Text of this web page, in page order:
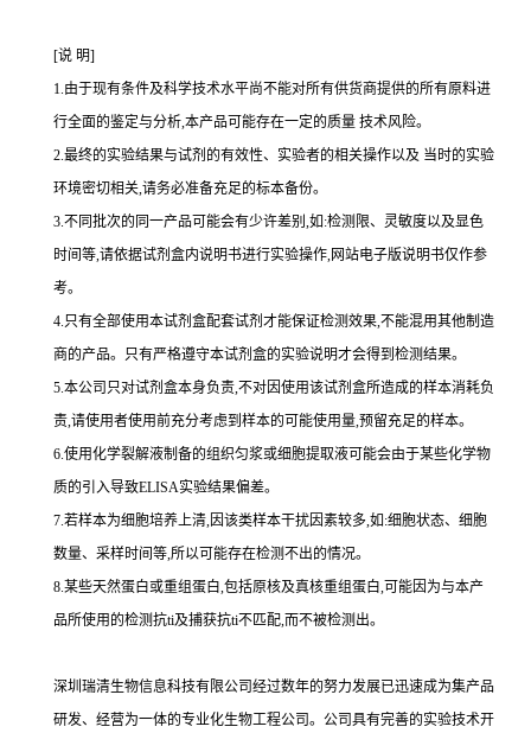
[说 明]
1.由于现有条件及科学技术水平尚不能对所有供货商提供的所有原料进
行全面的鉴定与分析,本产品可能存在一定的质量 技术风险。
2.最终的实验结果与试剂的有效性、实验者的相关操作以及 当时的实验
环境密切相关,请务必准备充足的标本备份。
3.不同批次的同一产品可能会有少许差别,如:检测限、灵敏度以及显色
时间等,请依据试剂盒内说明书进行实验操作,网站电子版说明书仅作参
考。
4.只有全部使用本试剂盒配套试剂才能保证检测效果,不能混用其他制造
商的产品。只有严格遵守本试剂盒的实验说明才会得到 检测结果。
5.本公司只对试剂盒本身负责,不对因使用该试剂盒所造成的样本消耗负
责,请使用者使用前充分考虑到样本的可能使用量,预留充足的样本。
6.使用化学裂解液制备的组织匀浆或细胞提取液可能会由于某些化学物
质的引入导致ELISA实验结果偏差。
7.若样本为细胞培养上清,因该类样本干扰因素较多,如:细胞状态、细胞
数量、采样时间等,所以可能存在检测不出的情况。
8.某些天然蛋白或重组蛋白,包括原核及真核重组蛋白,可能因为与本产
品所使用的检测抗ti及捕获抗ti不匹配,而不被检测出。
深圳瑞清生物信息科技有限公司经过数年的努力发展已迅速成为集产品
研发、经营为一体的专业化生物工程公司。公司具有完善的实验技术开